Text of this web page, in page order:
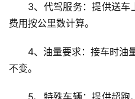
3、代驾服务：提供送车
费用按公里数计算。
4、油量要求：接车时油
不变。